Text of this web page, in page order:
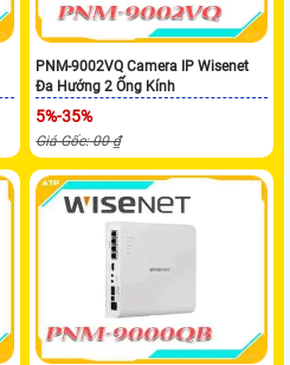
PNM-9002VQ Camera IP Wisenet
Đa Hướng 2 Ống Kính
5%-35%
Giá Gốc: 00 ₫